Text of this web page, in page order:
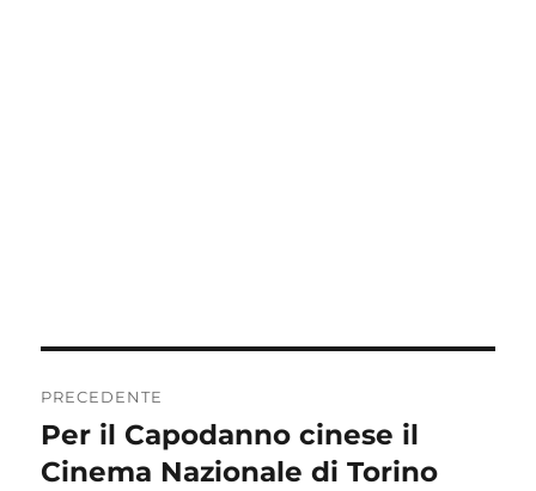
articoli
PRECEDENTE
Articolo
precedente:
Per il Capodanno cinese il
Cinema Nazionale di Torino